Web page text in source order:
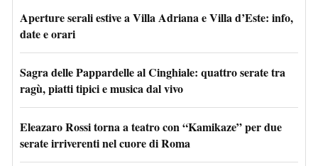
Aperture serali estive a Villa Adriana e Villa d’Este: info,
date e orari
Sagra delle Pappardelle al Cinghiale: quattro serate tra
ragù, piatti tipici e musica dal vivo
Eleazaro Rossi torna a teatro con “Kamikaze” per due
serate irriverenti nel cuore di Roma